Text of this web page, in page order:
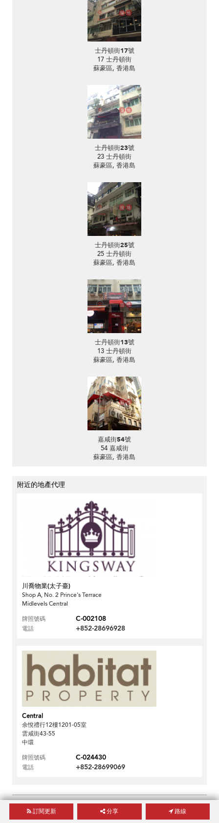
士丹頓街17號
17 士丹頓街
蘇豪區, 香港島
士丹頓街23號
23 士丹頓街
蘇豪區, 香港島
士丹頓街25號
25 士丹頓街
蘇豪區, 香港島
士丹頓街13號
13 士丹頓街
蘇豪區, 香港島
嘉咸街54號
54 嘉咸街
蘇豪區, 香港島
附近的地產代理
川喬物業(太子臺)
Shop A, No. 2 Prince's Terrace
Midlevels Central
牌照號碼
C-002108
電話 +852-28696928
Central
余悅禮行12樓1201-05室
雲咸街43-55
中環
牌照號碼
C-024430
電話 +852-28699069
打印此頁
訂閱更新 分享 路線